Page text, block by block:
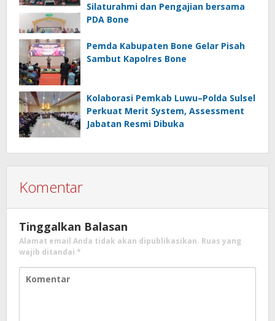
Silaturahmi dan Pengajian bersama
PDA Bone
Pemda Kabupaten Bone Gelar Pisah
Sambut Kapolres Bone
Kolaborasi Pemkab Luwu–Polda Sulsel
Perkuat Merit System, Assessment
Jabatan Resmi Dibuka
Komentar
Tinggalkan Balasan
Alamat email Anda tidak akan dipublikasikan. Ruas yang
wajib ditandai *